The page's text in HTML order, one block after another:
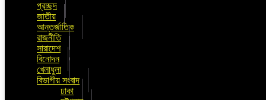
প্রচ্ছদ
জাতীয়
আন্তর্জাতিক
রাজনীতি
সারাদেশ
বিনোদন
খেলাধুলা
বিভাগীয় সংবাদ
ঢাকা